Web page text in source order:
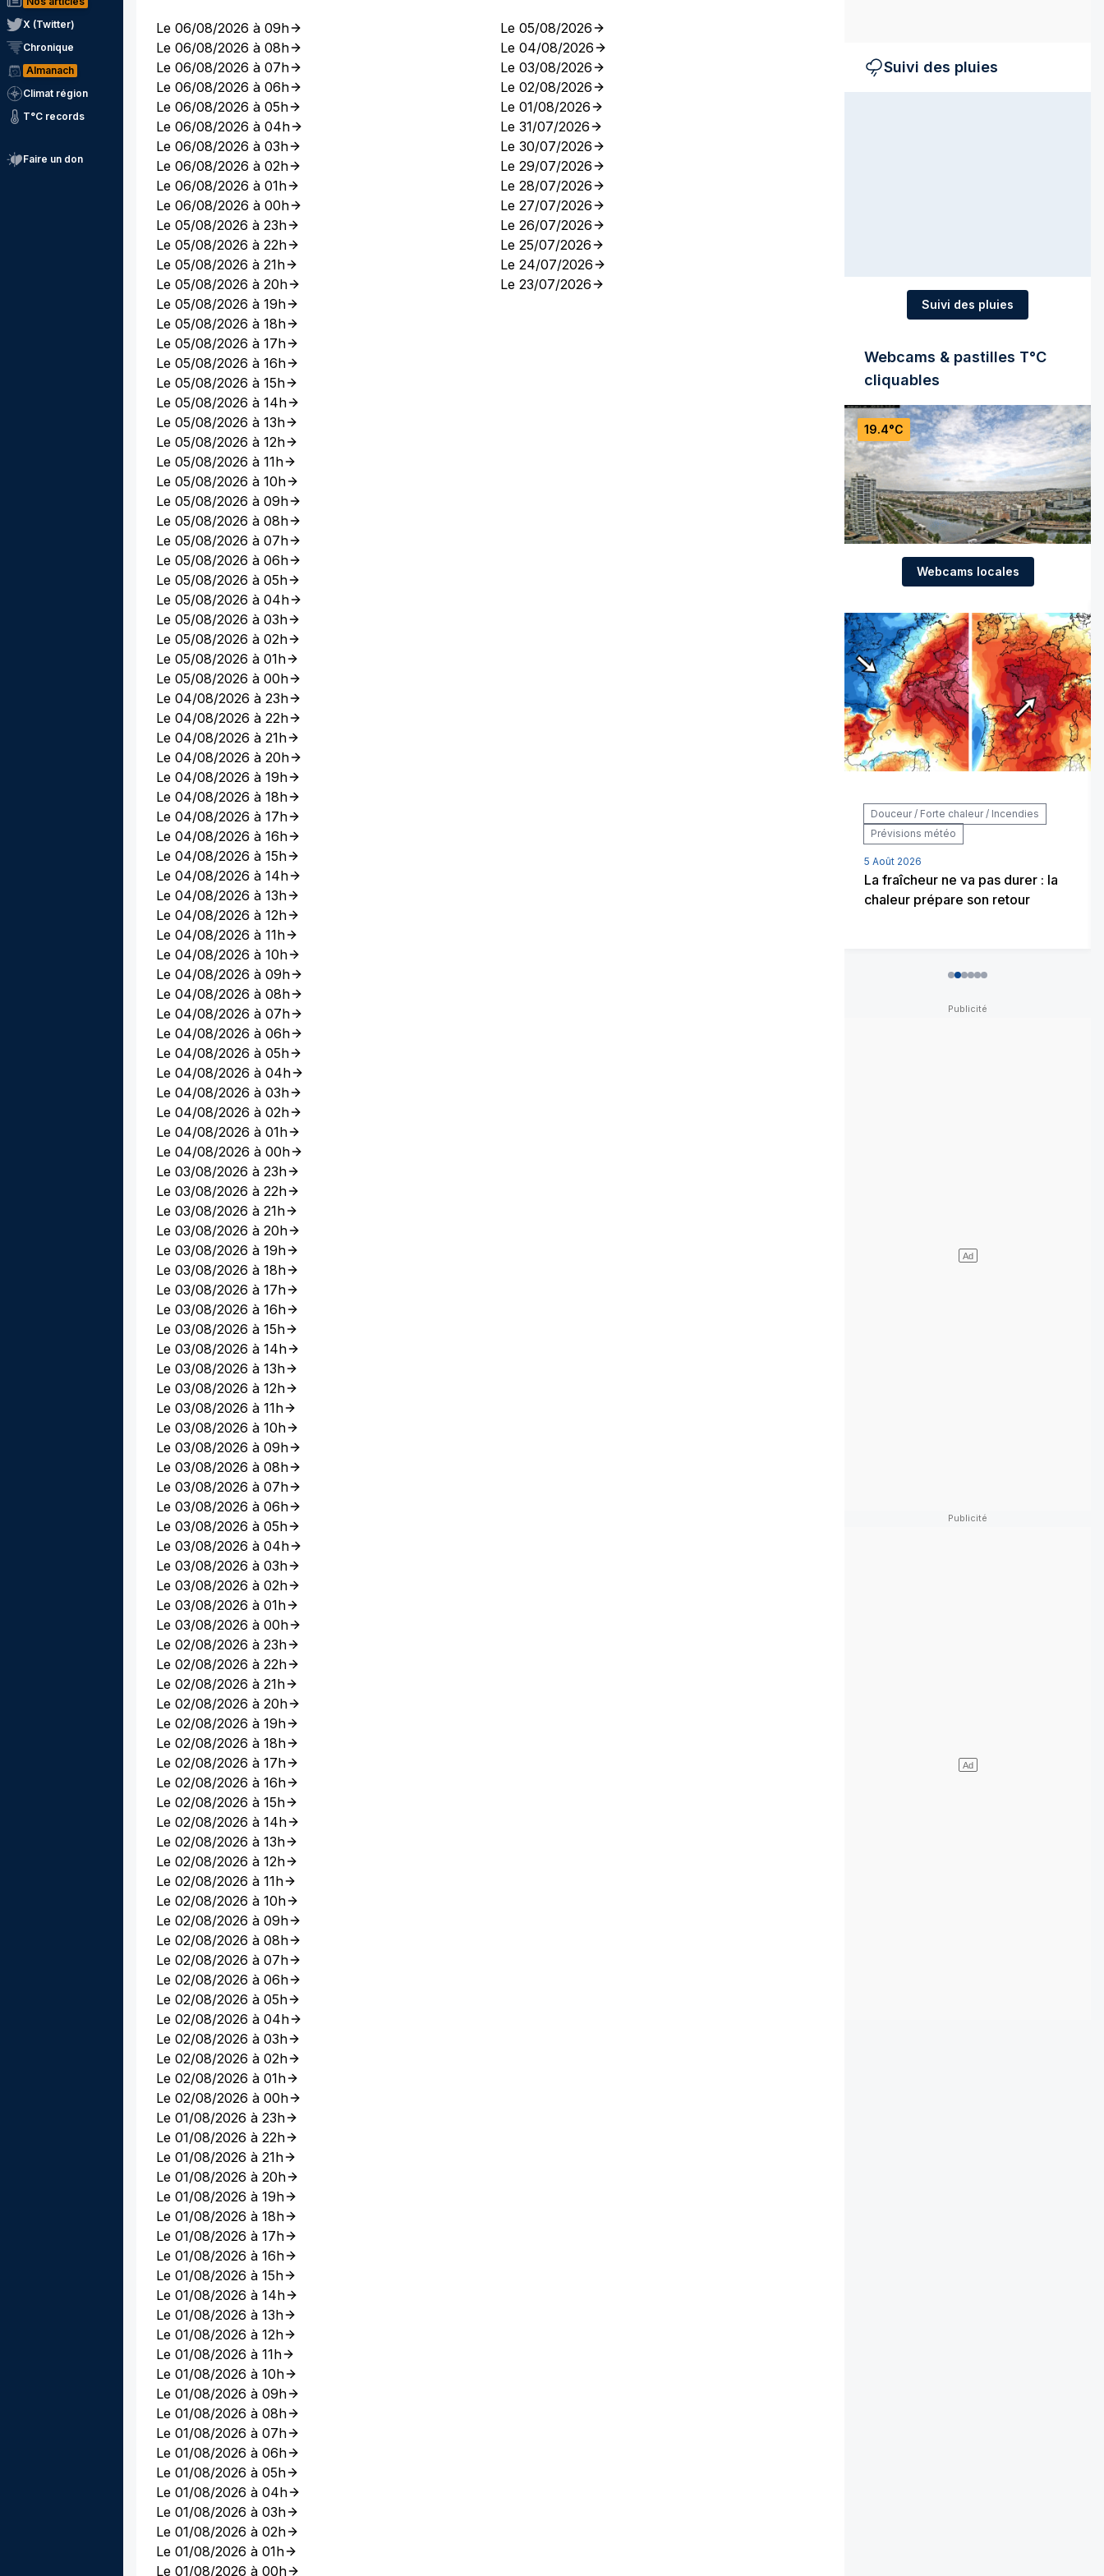
X (Twitter)
Chronique
Almanach
Climat région
T°C records
Faire un don
Le 06/08/2026 à 09h
Le 06/08/2026 à 08h
Le 06/08/2026 à 07h
Le 06/08/2026 à 06h
Le 06/08/2026 à 05h
Le 06/08/2026 à 04h
Le 06/08/2026 à 03h
Le 06/08/2026 à 02h
Le 06/08/2026 à 01h
Le 06/08/2026 à 00h
Le 05/08/2026 à 23h
Le 05/08/2026 à 22h
Le 05/08/2026 à 21h
Le 05/08/2026 à 20h
Le 05/08/2026 à 19h
Le 05/08/2026 à 18h
Le 05/08/2026 à 17h
Le 05/08/2026 à 16h
Le 05/08/2026 à 15h
Le 05/08/2026 à 14h
Le 05/08/2026 à 13h
Le 05/08/2026 à 12h
Le 05/08/2026 à 11h
Le 05/08/2026 à 10h
Le 05/08/2026 à 09h
Le 05/08/2026 à 08h
Le 05/08/2026 à 07h
Le 05/08/2026 à 06h
Le 05/08/2026 à 05h
Le 05/08/2026 à 04h
Le 05/08/2026 à 03h
Le 05/08/2026 à 02h
Le 05/08/2026 à 01h
Le 05/08/2026 à 00h
Le 04/08/2026 à 23h
Le 04/08/2026 à 22h
Le 04/08/2026 à 21h
Le 04/08/2026 à 20h
Le 04/08/2026 à 19h
Le 04/08/2026 à 18h
Le 04/08/2026 à 17h
Le 04/08/2026 à 16h
Le 04/08/2026 à 15h
Le 04/08/2026 à 14h
Le 04/08/2026 à 13h
Le 04/08/2026 à 12h
Le 04/08/2026 à 11h
Le 04/08/2026 à 10h
Le 04/08/2026 à 09h
Le 04/08/2026 à 08h
Le 04/08/2026 à 07h
Le 04/08/2026 à 06h
Le 04/08/2026 à 05h
Le 04/08/2026 à 04h
Le 04/08/2026 à 03h
Le 04/08/2026 à 02h
Le 04/08/2026 à 01h
Le 04/08/2026 à 00h
Le 03/08/2026 à 23h
Le 03/08/2026 à 22h
Le 03/08/2026 à 21h
Le 03/08/2026 à 20h
Le 03/08/2026 à 19h
Le 03/08/2026 à 18h
Le 03/08/2026 à 17h
Le 03/08/2026 à 16h
Le 03/08/2026 à 15h
Le 03/08/2026 à 14h
Le 03/08/2026 à 13h
Le 03/08/2026 à 12h
Le 03/08/2026 à 11h
Le 03/08/2026 à 10h
Le 03/08/2026 à 09h
Le 03/08/2026 à 08h
Le 03/08/2026 à 07h
Le 03/08/2026 à 06h
Le 03/08/2026 à 05h
Le 03/08/2026 à 04h
Le 03/08/2026 à 03h
Le 03/08/2026 à 02h
Le 03/08/2026 à 01h
Le 03/08/2026 à 00h
Le 02/08/2026 à 23h
Le 02/08/2026 à 22h
Le 02/08/2026 à 21h
Le 02/08/2026 à 20h
Le 02/08/2026 à 19h
Le 02/08/2026 à 18h
Le 02/08/2026 à 17h
Le 02/08/2026 à 16h
Le 02/08/2026 à 15h
Le 02/08/2026 à 14h
Le 02/08/2026 à 13h
Le 02/08/2026 à 12h
Le 02/08/2026 à 11h
Le 02/08/2026 à 10h
Le 02/08/2026 à 09h
Le 02/08/2026 à 08h
Le 02/08/2026 à 07h
Le 02/08/2026 à 06h
Le 02/08/2026 à 05h
Le 02/08/2026 à 04h
Le 02/08/2026 à 03h
Le 02/08/2026 à 02h
Le 02/08/2026 à 01h
Le 02/08/2026 à 00h
Le 01/08/2026 à 23h
Le 01/08/2026 à 22h
Le 01/08/2026 à 21h
Le 01/08/2026 à 20h
Le 01/08/2026 à 19h
Le 01/08/2026 à 18h
Le 01/08/2026 à 17h
Le 01/08/2026 à 16h
Le 01/08/2026 à 15h
Le 01/08/2026 à 14h
Le 01/08/2026 à 13h
Le 01/08/2026 à 12h
Le 01/08/2026 à 11h
Le 01/08/2026 à 10h
Le 01/08/2026 à 09h
Le 01/08/2026 à 08h
Le 01/08/2026 à 07h
Le 01/08/2026 à 06h
Le 01/08/2026 à 05h
Le 01/08/2026 à 04h
Le 01/08/2026 à 03h
Le 01/08/2026 à 02h
Le 01/08/2026 à 01h
Le 01/08/2026 à 00h
Le 05/08/2026
Le 04/08/2026
Le 03/08/2026
Le 02/08/2026
Le 01/08/2026
Le 31/07/2026
Le 30/07/2026
Le 29/07/2026
Le 28/07/2026
Le 27/07/2026
Le 26/07/2026
Le 25/07/2026
Le 24/07/2026
Le 23/07/2026
Suivi des pluies
Suivi des pluies
Webcams & pastilles T°C
cliquables
19.4°C
Webcams locales
Douceur / Forte chaleur / Incendies
Prévisions météo
5 Août 2026
La fraîcheur ne va pas durer : la
chaleur prépare son retour
012345